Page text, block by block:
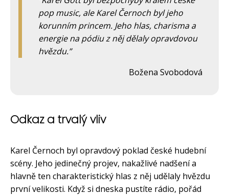
pop music, ale Karel Černoch byl jeho
korunním princem. Jeho hlas, charisma a
energie na pódiu z něj dělaly opravdovou
hvězdu.
Božena Svobodová
Odkaz a trvalý vliv
Karel Černoch byl opravdový poklad české hudební
scény. Jeho jedinečný projev, nakažlivé nadšení a
hlavně ten charakteristický hlas z něj udělaly hvězdu
první velikosti. Když si dneska pustíte rádio, pořád